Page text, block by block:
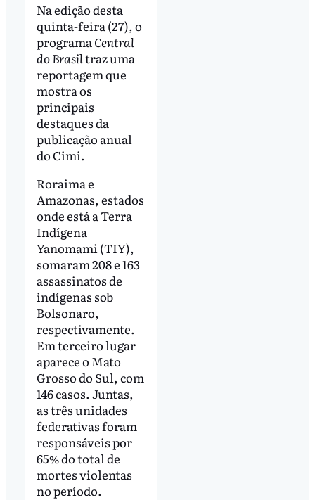
Na edição desta
quinta-feira (27), o
programaCentral
do Brasiltraz uma
reportagem que
mostra os
principais
destaques da
publicação anual
do Cimi.
Roraima e
Amazonas, estados
onde está a Terra
Indígena
Yanomami (TIY),
somaram 208 e 163
assassinatos de
indígenas sob
Bolsonaro,
respectivamente.
Em terceiro lugar
aparece o Mato
Grosso do Sul, com
146 casos. Juntas,
as três unidades
federativas foram
responsáveis por
65% do total de
mortes violentas
no período.